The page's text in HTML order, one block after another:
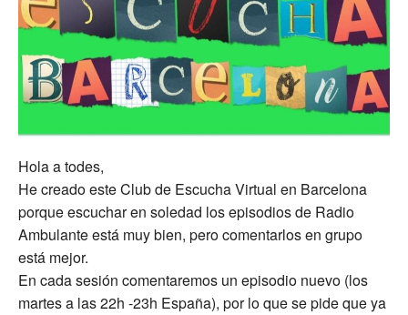
Hola a todes,
He creado este Club de Escucha Virtual en Barcelona
porque escuchar en soledad los episodios de Radio
Ambulante está muy bien, pero comentarlos en grupo
está mejor.
En cada sesión comentaremos un episodio nuevo (los
martes a las 22h -23h España), por lo que se pide que ya